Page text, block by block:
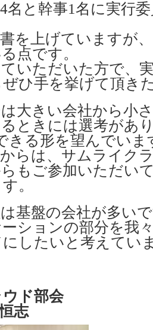
名と幹事1名に実行
を上げていますが
点です。
いただいた方で、
ひ手を挙げて頂き
大きい会社から小
ときには選考があ
きる形を望んでいま
らは、サムライク
もご参加いただい
。
基盤の会社が多い
ーションの部分を我
したいと考えてい
ド部会
志